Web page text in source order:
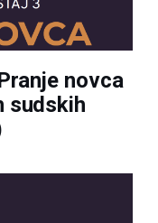
novca
sudskih